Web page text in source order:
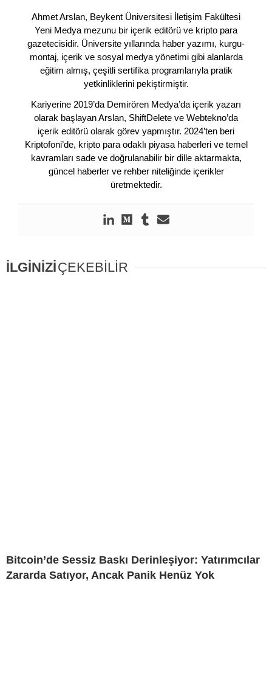
Ahmet Arslan, Beykent Üniversitesi İletişim Fakültesi
Yeni Medya mezunu bir içerik editörü ve kripto para
gazetecisidir. Üniversite yıllarında haber yazımı, kurgu-
montaj, içerik ve sosyal medya yönetimi gibi alanlarda
eğitim almış, çeşitli sertifika programlarıyla pratik
yetkinliklerini pekiştirmiştir.
Kariyerine 2019’da Demirören Medya’da içerik yazarı
olarak başlayan Arslan, ShiftDelete ve Webtekno’da
içerik editörü olarak görev yapmıştır. 2024’ten beri
Kriptofoni’de, kripto para odaklı piyasa haberleri ve temel
kavramları sade ve doğrulanabilir bir dille aktarmakta,
güncel haberler ve rehber niteliğinde içerikler
üretmektedir.
İLGİNİZİÇEKEBİLİR
Bitcoin’de Sessiz Baskı Derinleşiyor: Yatırımcılar
Zararda Satıyor, Ancak Panik Henüz Yok